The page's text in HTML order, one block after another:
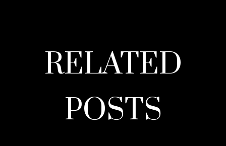
RELATED
POSTS